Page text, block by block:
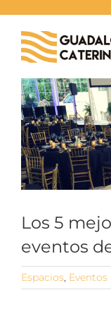
contenido
EVENTOS
BODAS
ESPACIOS
BLOG
NOSOTROS
Ver
imagen
más
grande
Los 5
eventos
Espacios, Eventos